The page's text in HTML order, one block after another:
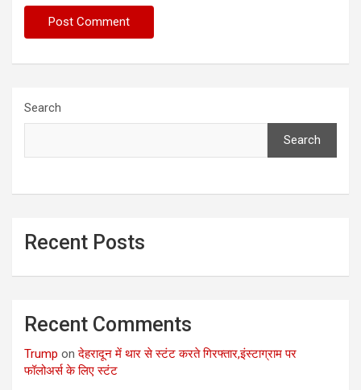
Search
Search
Recent Posts
Recent Comments
Trump onदेहरादून में थार से स्टंट करते गिरफ्तार,इंस्टाग्राम पर
फॉलोअर्स के लिए स्टंट